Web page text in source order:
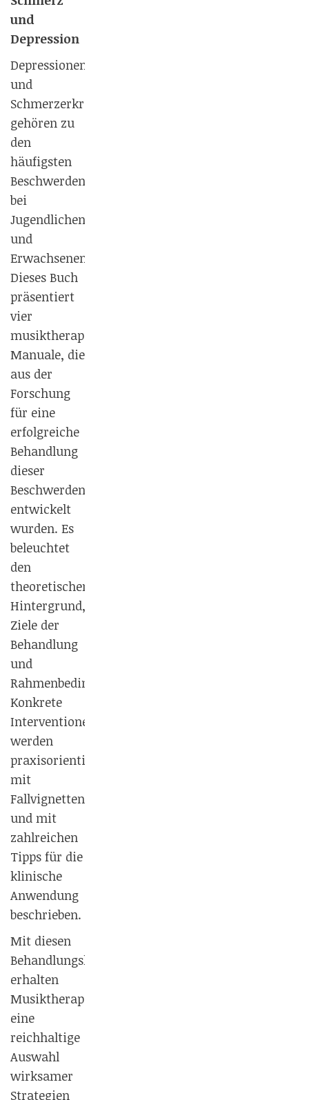
und
Depression
Depressionen
und
Schmerzerkrankungen
gehören zu
den
häufigsten
Beschwerden
bei
Jugendlichen
und
Erwachsenen.
Dieses Buch
präsentiert
vier
musiktherapeutische
Manuale, die
aus der
Forschung
für eine
erfolgreiche
Behandlung
dieser
Beschwerden
entwickelt
wurden. Es
beleuchtet
den
theoretischen
Hintergrund,
Ziele der
Behandlung
und
Rahmenbedingungen.
Konkrete
Interventionen
werden
praxisorientiert,
mit
Fallvignetten
und mit
zahlreichen
Tipps für die
klinische
Anwendung
beschrieben.
Mit diesen
Behandlungskonzepten
erhalten
Musiktherapeut:innen
eine
reichhaltige
Auswahl
wirksamer
Strategien